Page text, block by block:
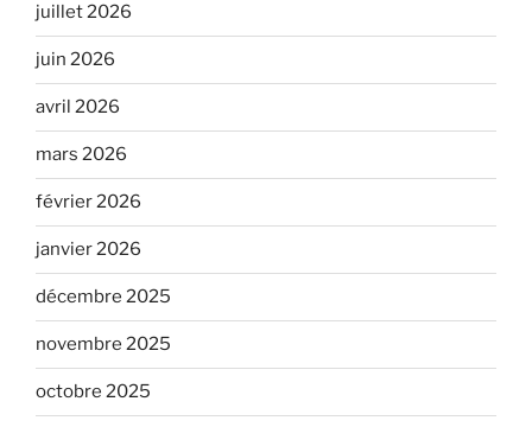
juillet 2026
juin 2026
avril 2026
mars 2026
février 2026
janvier 2026
décembre 2025
novembre 2025
octobre 2025